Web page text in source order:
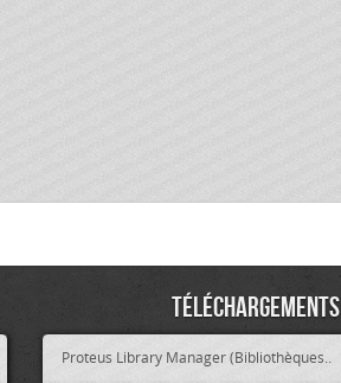
Téléchargements
Proteus Library Manager (Bibliothèques..